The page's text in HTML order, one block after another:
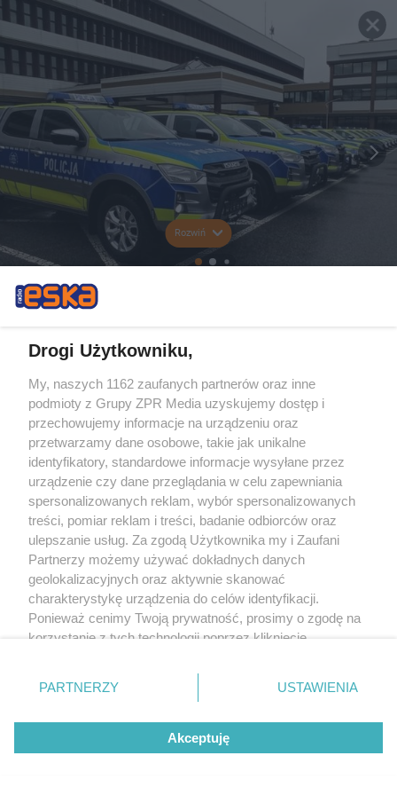
Rozwiń
Drogi Użytkowniku,
My, naszych 1162 zaufanych partnerów oraz inne
podmioty z Grupy ZPR Media uzyskujemy dostęp i
przechowujemy informacje na urządzeniu oraz
przetwarzamy dane osobowe, takie jak unikalne
identyfikatory, standardowe informacje wysyłane przez
urządzenie czy dane przeglądania w celu zapewniania
spersonalizowanych reklam, wybór spersonalizowanych
treści, pomiar reklam i treści, badanie odbiorców oraz
ulepszanie usług. Za zgodą Użytkownika my i Zaufani
Partnerzy możemy używać dokładnych danych
geolokalizacyjnych oraz aktywnie skanować
charakterystykę urządzenia do celów identyfikacji.
Ponieważ cenimy Twoją prywatność, prosimy o zgodę na
korzystanie z tych technologii poprzez kliknięcie
zmienić/wycofać klikając przycisk ustawień prywatności
znajdujący się w lewym dolnym rogu strony
rodzaje przetwarzania danych nie wymagają zgody
użytkownika, ale masz prawo sprzeciwić się takiemu
przetwarzaniu. Preferencje będą miały zastosowanie tylko
PARTNERZY USTAWIENIA
Akceptuję